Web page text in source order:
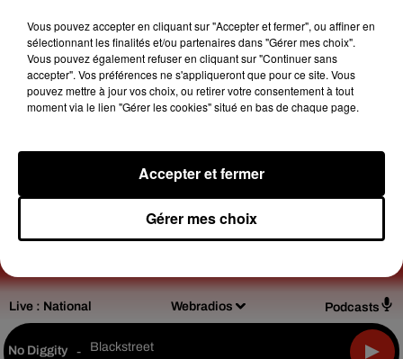
Live : National Webradios Podcasts
No Diggity - Blackstreet
DesignOlivier
Varma
Mentions légales
Notice d’information RGPD Plan du site
Vous pouvez accepter en cliquant sur "Accepter et fermer", ou affiner en
sélectionnant les finalités et/ou partenaires dans "Gérer mes choix".
Vous pouvez également refuser en cliquant sur "Continuer sans
accepter". Vos préférences ne s'appliqueront que pour ce site. Vous
pouvez mettre à jour vos choix, ou retirer votre consentement à tout
moment via le lien "Gérer les cookies" situé en bas de chaque page.
Gérer mes choix
Accepter et fermer